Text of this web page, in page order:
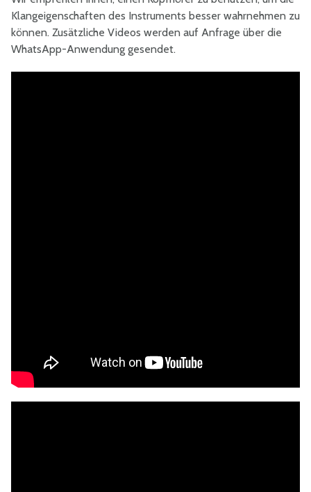
Klangeigenschaften des Instruments besser wahrnehmen zu
können. Zusätzliche Videos werden auf Anfrage über die
WhatsApp-Anwendung gesendet.